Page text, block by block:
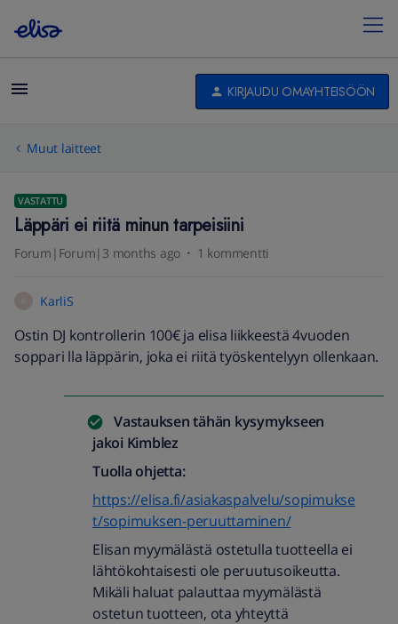
KIRJAUDU OMAYHTEISÖÖN
Muut laitteet
VASTATTU
Läppäri ei riitä minun tarpeisiini
Forum|Forum|3 months ago 1 kommentti
KarliS
Ostin DJ kontrollerin 100€ ja elisa liikkeestä 4vuoden
soppari lla läppärin, joka ei riitä työskentelyyn ollenkaan.
Vastauksen tähän kysymykseen
jakoi Kimblez
Tuolla ohjetta:
https://elisa.fi/asiakaspalvelu/sopimukse
t/sopimuksen-peruuttaminen/
Elisan myymälästä ostetulla tuotteella ei
lähtökohtaisesti ole peruutusoikeutta.
Mikäli haluat palauttaa myymälästä
ostetun tuotteen, ota yhteyttä